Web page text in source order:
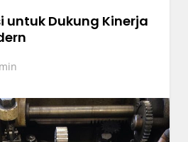
untuk Dukung Kinerja